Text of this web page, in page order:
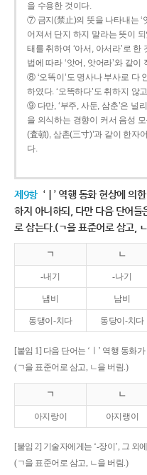
을 수용한 것이다.
⑦ 금지(禁止)의 뜻을 나타내는 ‘
어져서 단지 하지 말라는 뜻이
태를 취하여 ‘아서, 아서라’로
법에 따라 ‘앗어, 앗어라’와 같이
⑧ ‘오똑이’도 명사나 부사로 다
하였다. ‘오똑하다’도 취하지 않
⑨ 다만, ‘부주, 사둔, 삼춘’은 널
을 의식하는 경향이 커서 음성
(査頓), 삼촌(三寸)’과 같이 한자
다.
제9항 ‘ㅣ’ 역행 동화 현상에 의
하지 아니하되, 다만 다음 단어들
로 삼는다.(ㄱ을 표준어로 삼고,
ㄱ ㄴ
-내기 -나기
냄비 남비
동댕이-치다 동당이-치다
[붙임 1] 다음 단어는 ‘ㅣ’ 역행 동화
(ㄱ을 표준어로 삼고, ㄴ을 버림.)
ㄱ ㄴ
아지랑이 아지랭이
[붙임 2] 기술자에게는 ‘-장이’, 그 외
(ㄱ을 표준어로 삼고, ㄴ을 버림.)